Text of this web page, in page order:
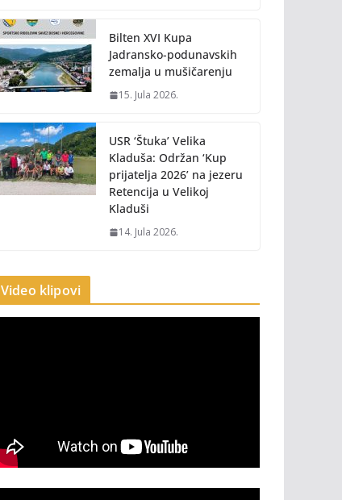
Bilten XVI Kupa
Jadransko-podunavskih
zemalja u mušičarenju
15. Jula 2026.
USR ‘Štuka’ Velika
Kladuša: Održan ‘Kup
prijatelja 2026’ na jezeru
Retencija u Velikoj
Kladuši
14. Jula 2026.
Video klipovi